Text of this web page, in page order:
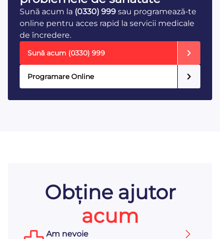
Sună acum la (0330) 999 sau programează-te
online pentru acces rapid la servicii medicale
de încredere.
Sună acum (0330) 999
Programare Online
Obține ajutor
acum
Am nevoie